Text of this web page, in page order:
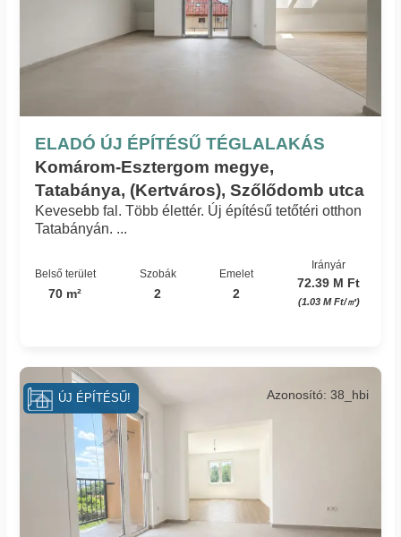
ELADÓ ÚJ ÉPÍTÉSŰ TÉGLALAKÁS
Komárom-Esztergom megye,
Tatabánya, (Kertváros), Szőlődomb utca
Kevesebb fal. Több élettér. Új építésű tetőtéri otthon
Tatabányán. ...
Belső terület
70 m²
Szobák
2
Emelet
2
Irányár
72.39 M Ft
(1.03 M Ft/㎡)
Azonosító: 38_hbi
ÚJ ÉPÍTÉSŰ!